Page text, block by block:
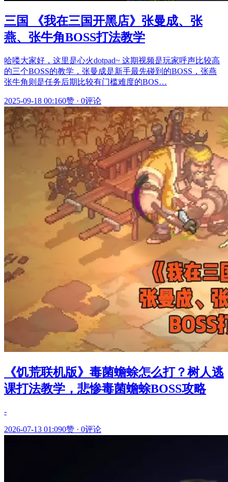
三国 《我在三国开黑店》张曼成、张
燕、张牛角BOSS打法教学
哈喽大家好，这里是心火dotpad~ 这期视频是玩家呼声比较高
的三个BOSS的教学，张曼成是新手最先碰到的BOSS，张燕
张牛角则是任务后期比较有门槛难度的BOS…
2025-09-18 00:160赞 · 0评论
《饥荒联机版》毒菌蟾蜍怎么打？树人逃
课打法教学，悲惨毒菌蟾蜍BOSS攻略
-
2026-07-13 01:090赞 · 0评论